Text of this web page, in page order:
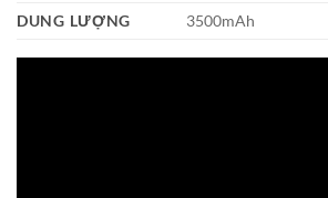
DUNG LƯỢNG
3500mAh